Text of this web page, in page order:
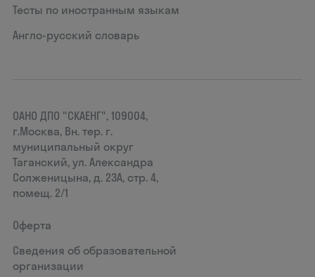
Тесты по иностранным языкам
Англо-русский словарь
ОАНО ДПО "СКАЕНГ", 109004,
г.Москва, Вн. тер. г.
муниципальный округ
Таганский, ул. Александра
Солженицына, д. 23А, стр. 4,
помещ. 2/1
Оферта
Сведения об образовательной
организации